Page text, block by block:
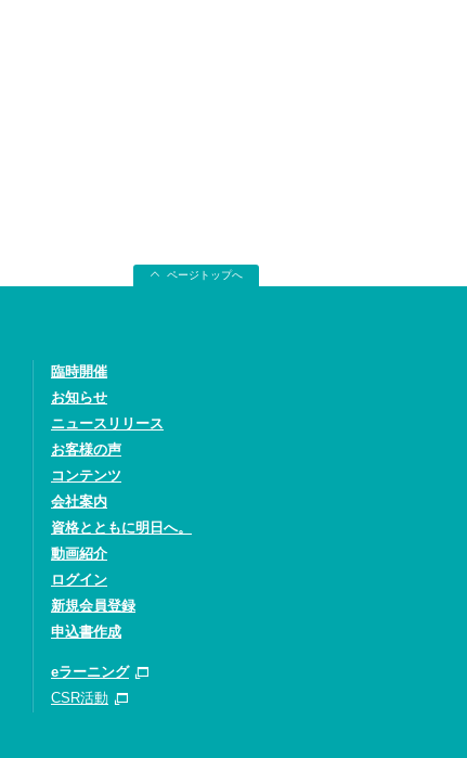
ページトップへ
臨時開催
お知らせ
ニュースリリース
お客様の声
コンテンツ
会社案内
資格とともに明日へ。
動画紹介
ログイン
新規会員登録
申込書作成
eラーニング
CSR活動